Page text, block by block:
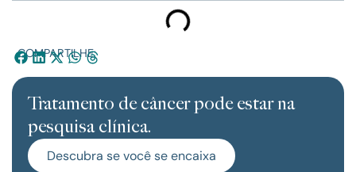
COMPARTILHE:
Tratamento de câncer pode estar na
pesquisa clínica.
Descubra se você se encaixa